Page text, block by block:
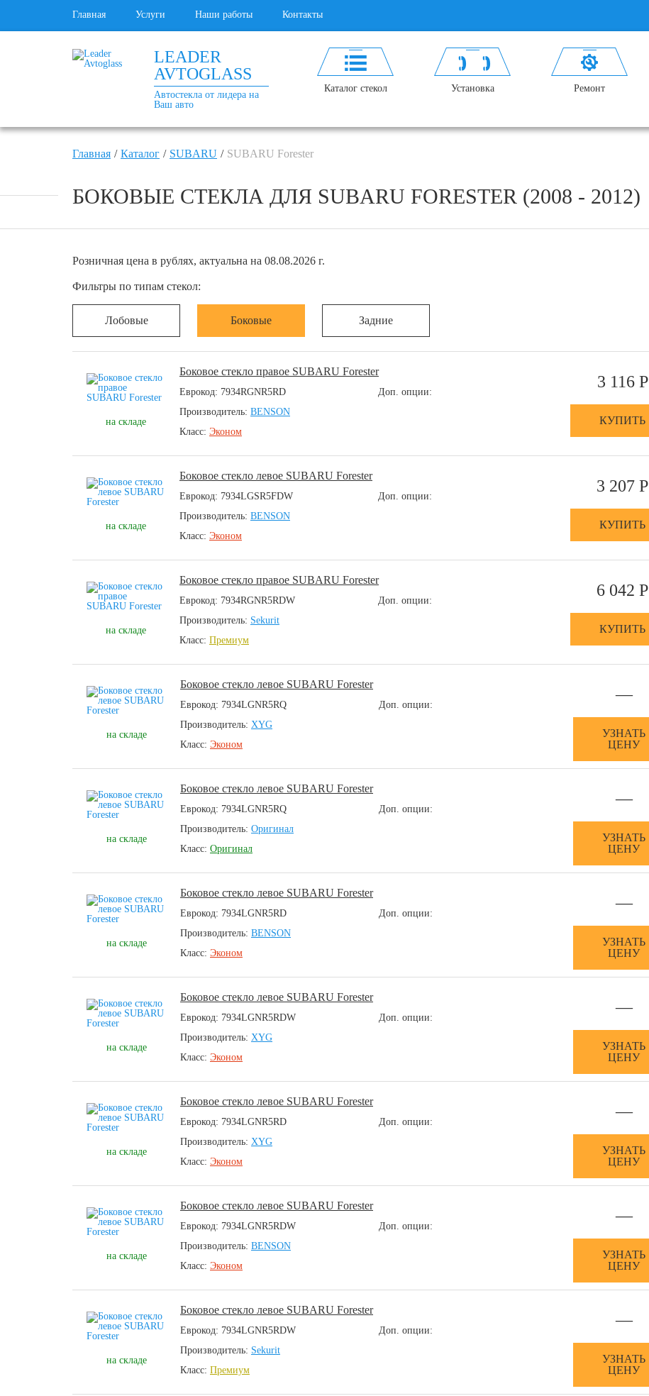
Главная Услуги Наши работы Контакты
LEADER
AVTOGLASS
Автостекла от лидера на
Ваш авто
Каталог стекол Установка Ремонт
Главная Каталог SUBARU SUBARU Forester
БОКОВЫЕ СТЕКЛА ДЛЯ SUBARU FORESTER (2008 - 2012)
Розничная цена в рублях, актуальна на 08.08.2026 г.
Фильтры по типам стекол:
Лобовые Боковые Задние
на складе
Боковое стекло правое SUBARU Forester
Еврокод: 7934RGNR5RD
Производитель: BENSON
Класс: Эконом
Доп. опции:
3 116 Р
КУПИТЬ
на складе
Боковое стекло левое SUBARU Forester
Еврокод: 7934LGSR5FDW
Производитель: BENSON
Класс: Эконом
Доп. опции:
3 207 Р
КУПИТЬ
на складе
Боковое стекло правое SUBARU Forester
Еврокод: 7934RGNR5RDW
Производитель: Sekurit
Класс: Премиум
Доп. опции:
6 042 Р
КУПИТЬ
на складе
Боковое стекло левое SUBARU Forester
Еврокод: 7934LGNR5RQ
Производитель: XYG
Класс: Эконом
Доп. опции:
—
УЗНАТЬ
ЦЕНУ
на складе
Боковое стекло левое SUBARU Forester
Еврокод: 7934LGNR5RQ
Производитель: Оригинал
Класс: Оригинал
Доп. опции:
—
УЗНАТЬ
ЦЕНУ
на складе
Боковое стекло левое SUBARU Forester
Еврокод: 7934LGNR5RD
Производитель: BENSON
Класс: Эконом
Доп. опции:
—
УЗНАТЬ
ЦЕНУ
на складе
Боковое стекло левое SUBARU Forester
Еврокод: 7934LGNR5RDW
Производитель: XYG
Класс: Эконом
Доп. опции:
—
УЗНАТЬ
ЦЕНУ
на складе
Боковое стекло левое SUBARU Forester
Еврокод: 7934LGNR5RD
Производитель: XYG
Класс: Эконом
Доп. опции:
—
УЗНАТЬ
ЦЕНУ
на складе
Боковое стекло левое SUBARU Forester
Еврокод: 7934LGNR5RDW
Производитель: BENSON
Класс: Эконом
Доп. опции:
—
УЗНАТЬ
ЦЕНУ
на складе
Боковое стекло левое SUBARU Forester
Еврокод: 7934LGNR5RDW
Производитель: Sekurit
Класс: Премиум
Доп. опции:
—
УЗНАТЬ
ЦЕНУ